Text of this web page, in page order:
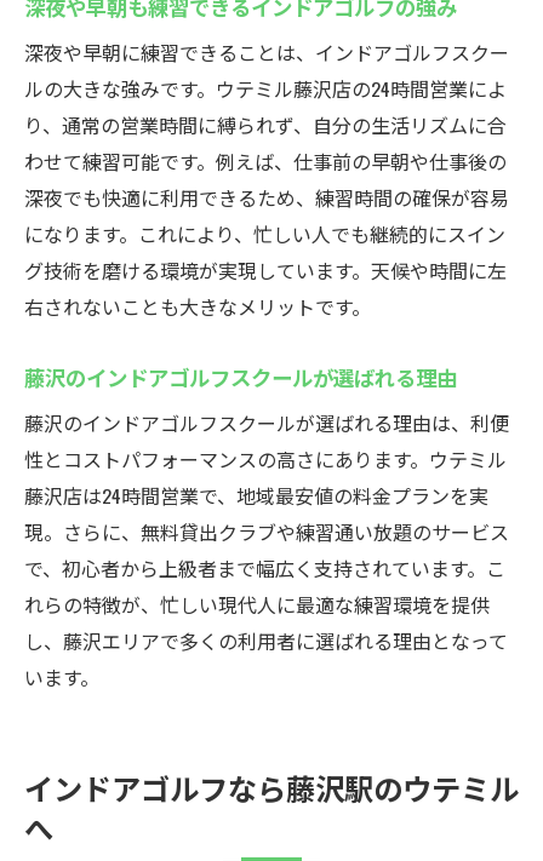
深夜や早朝に練習できることは、インドアゴルフスクー
ルの大きな強みです。ウテミル藤沢店の24時間営業によ
り、通常の営業時間に縛られず、自分の生活リズムに合
わせて練習可能です。例えば、仕事前の早朝や仕事後の
深夜でも快適に利用できるため、練習時間の確保が容易
になります。これにより、忙しい人でも継続的にスイン
グ技術を磨ける環境が実現しています。天候や時間に左
右されないことも大きなメリットです。
藤沢のインドアゴルフスクールが選ばれる理由
藤沢のインドアゴルフスクールが選ばれる理由は、利便
性とコストパフォーマンスの高さにあります。ウテミル
藤沢店は24時間営業で、地域最安値の料金プランを実
現。さらに、無料貸出クラブや練習通い放題のサービス
で、初心者から上級者まで幅広く支持されています。こ
れらの特徴が、忙しい現代人に最適な練習環境を提供
し、藤沢エリアで多くの利用者に選ばれる理由となって
います。
インドアゴルフなら藤沢駅のウテミル
へ